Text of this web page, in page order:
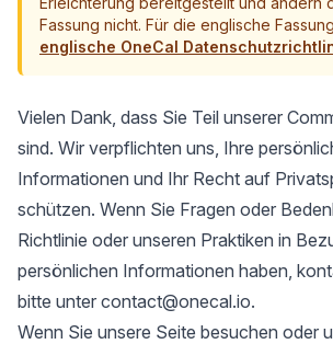
Fassung nicht. Für die englische
englische OneCal
Vielen Dank, dass Sie Teil unserer
sind. Wir verpflichten uns, Ihre
Informationen und Ihr Recht auf
schützen. Wenn Sie Fragen oder
Richtlinie oder unseren Praktiken in
persönlichen Informationen haben,
bitte unter contact@onecal.io.
Wenn Sie unsere Seite besuchen oder